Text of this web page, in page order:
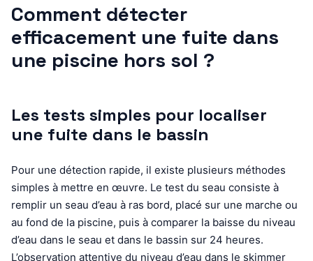
Comment détecter
efficacement une fuite dans
une piscine hors sol ?
Les tests simples pour localiser
une fuite dans le bassin
Pour une détection rapide, il existe plusieurs méthodes
simples à mettre en œuvre. Le test du seau consiste à
remplir un seau d’eau à ras bord, placé sur une marche ou
au fond de la piscine, puis à comparer la baisse du niveau
d’eau dans le seau et dans le bassin sur 24 heures.
L’observation attentive du niveau d’eau dans le skimmer